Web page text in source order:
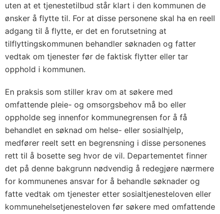
uten at et tjenestetilbud står klart i den kommunen de
ønsker å flytte til. For at disse personene skal ha en reell
adgang til å flytte, er det en forutsetning at
tilflyttingskommunen behandler søknaden og fatter
vedtak om tjenester før de faktisk flytter eller tar
opphold i kommunen.
En praksis som stiller krav om at søkere med
omfattende pleie- og omsorgsbehov må bo eller
oppholde seg innenfor kommunegrensen for å få
behandlet en søknad om helse- eller sosialhjelp,
medfører reelt sett en begrensning i disse personenes
rett til å bosette seg hvor de vil. Departementet finner
det på denne bakgrunn nødvendig å redegjøre nærmere
for kommunenes ansvar for å behandle søknader og
fatte vedtak om tjenester etter sosialtjenesteloven eller
kommunehelsetjenesteloven før søkere med omfattende